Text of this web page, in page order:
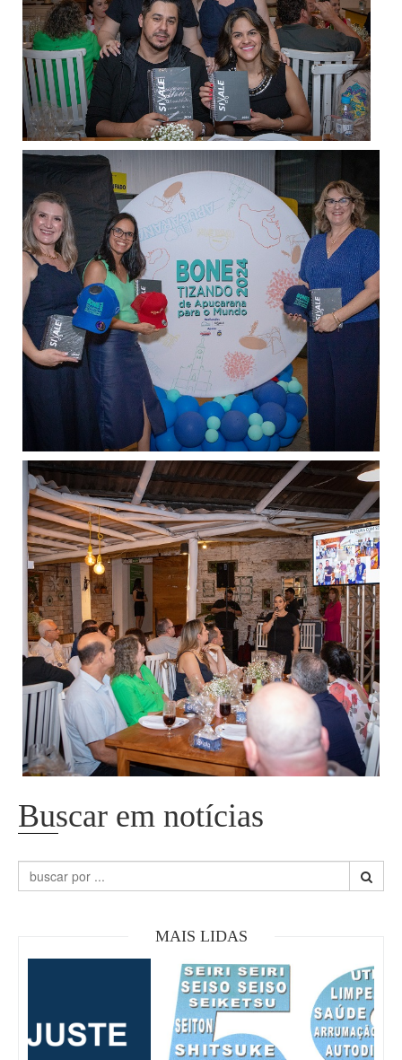
Buscar em notícias
MAIS LIDAS